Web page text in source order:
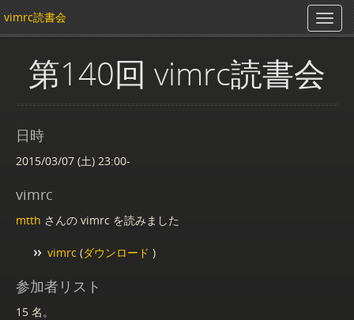
vimrc読書会
第140回 vimrc読書会
日時
2015/03/07 (土) 23:00-
vimrc
mtth さんの vimrc を読みました
vimrc (ダウンロード )
参加者リスト
15 名。